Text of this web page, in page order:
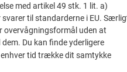
med artikel 49 stk. 1 lit. a)
svarer til standarderne i EU.
overvågningsformål uden at
Du kan finde yderligere
enhver tid trække dit samtykke